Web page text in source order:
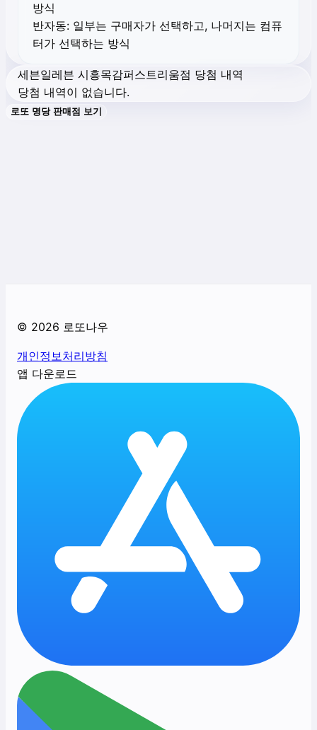
방식
반자동: 일부는 구매자가 선택하고, 나머지는 컴퓨
터가 선택하는 방식
세븐일레븐 시흥목감퍼스트리움점 당첨 내역
당첨 내역이 없습니다.
로또 명당 판매점 보기
© 2026 로또나우
개인정보처리방침
앱 다운로드